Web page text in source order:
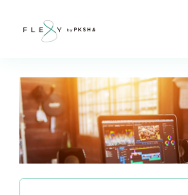
案件検索
職種から案件を探す